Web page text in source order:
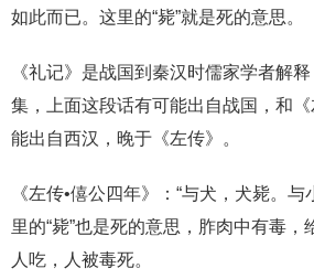
如此而已。这里的“毙”就是死的意思。
《礼记》是战国到秦汉时儒家学者解
集，上面这段话有可能出自战国，和
能出自西汉，晚于《左传》。
《左传•僖公四年》：“与犬，犬毙。
里的“毙”也是死的意思，胙肉中有毒
人吃，人被毒死。